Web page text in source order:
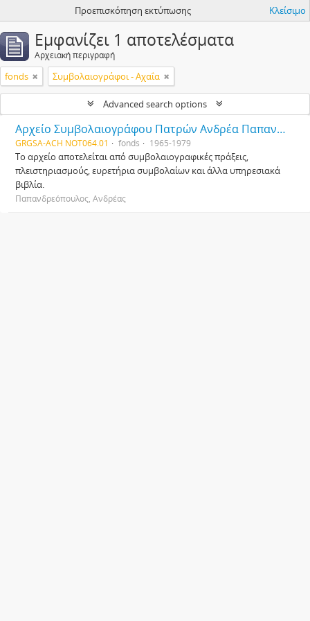
Προεπισκόπηση εκτύπωσης Κλείσιμο
Εμφανίζει 1 αποτελέσματα
Αρχειακή περιγραφή
fonds Συμβολαιογράφοι - Αχαΐα
Advanced search options
Αρχείο Συμβολαιογράφου Πατρών Ανδρέα Παπανδρεόπουλου
GRGSA-ACH NOT064.01 fonds 1965-1979
Το αρχείο αποτελείται από συμβολαιογραφικές πράξεις,
πλειστηριασμούς, ευρετήρια συμβολαίων και άλλα υπηρεσιακά
βιβλία.
Παπανδρεόπουλος, Ανδρέας